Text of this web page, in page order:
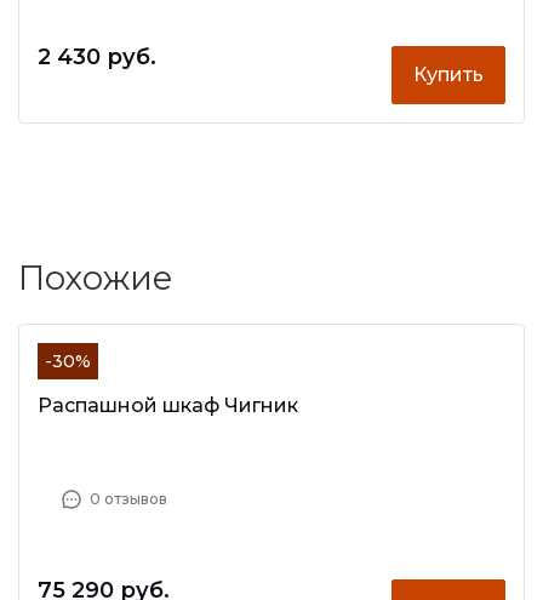
2 430 руб.
Купить
Похожие
-30%
Распашной шкаф Чигник
0 отзывов
75 290 руб.